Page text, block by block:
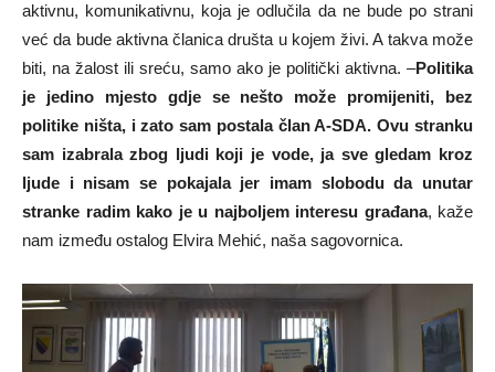
aktivnu, komunikativnu, koja je odlučila da ne bude po strani
već da bude aktivna članica društa u kojem živi. A takva može
biti, na žalost ili sreću, samo ako je politički aktivna. –Politika
je jedino mjesto gdje se nešto može promijeniti, bez
politike ništa, i zato sam postala član A-SDA. Ovu stranku
sam izabrala zbog ljudi koji je vode, ja sve gledam kroz
ljude i nisam se pokajala jer imam slobodu da unutar
stranke radim kako je u najboljem interesu građana, kaže
nam između ostalog Elvira Mehić, naša sagovornica.